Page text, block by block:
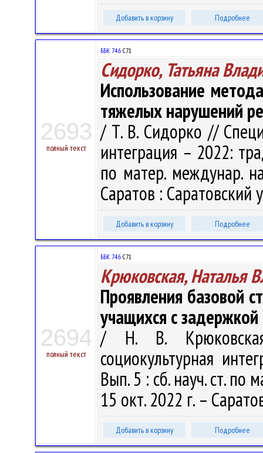
Добавить в корзину Подробнее
2693
полный текст
ББК 74.6 С71
Сидорко, Татьяна
Использование
тяжелых нарушений
/ Т. В. Сидорко //
интеграция – 2022:
по матер. междунар.
Саратов : Саратовский
Добавить в корзину Подробнее
2694
полный текст
ББК 74.6 С71
Крюковская, Наталья
Проявления базовой
учащихся с задержкой
/ Н. В.
социокультурная
Вып. 5 : сб. науч. ст. по
15 окт. 2022 г. –
Добавить в корзину Подробнее